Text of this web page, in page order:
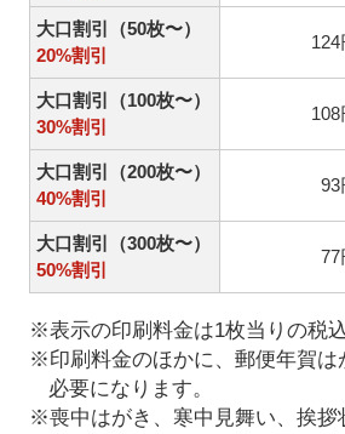
大口割引（50枚〜）
20%割引
124
大口割引（100枚〜）
30%割引
108
大口割引（200枚〜）
40%割引
93
大口割引（300枚〜）
50%割引
77
※表示の印刷料金は1枚当りの税込
※印刷料金のほかに、郵便年賀は
必要になります。
※喪中はがき、寒中見舞い、挨拶